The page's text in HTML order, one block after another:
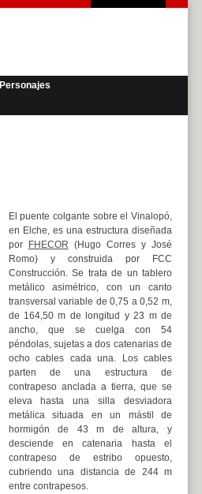
Personajes
El puente colgante sobre el Vinalopó,
en Elche, es una estructura diseñada
por
FHECOR (Hugo Corres y José
Romo) y construida por FCC
Construcción. Se trata de un tablero
metálico asimétrico, con un canto
transversal variable de 0,75 a 0,52 m,
de 164,50 m de longitud y 23 m de
ancho, que se cuelga con 54
péndolas, sujetas a dos catenarias de
ocho cables cada una. Los cables
parten de una estructura de
contrapeso anclada a tierra, que se
eleva hasta una silla desviadora
metálica situada en un mástil de
hormigón de 43 m de altura, y
desciende en catenaria hasta el
contrapeso de estribo opuesto,
cubriendo una distancia de 244 m
entre contrapesos.